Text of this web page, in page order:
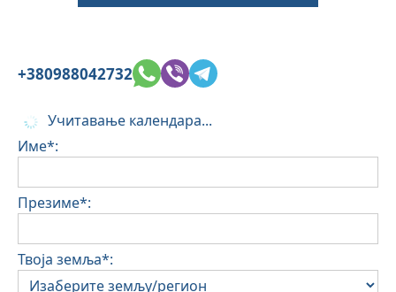
+380988042732
Учитавање календара...
Име*:
Презиме*:
Твоја земља*: